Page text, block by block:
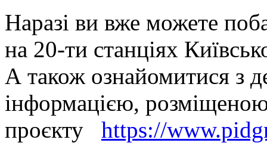
Наразі ви вже можете
на 20-ти станціях
А також ознайомитися з
інформацією,
проєкту https://